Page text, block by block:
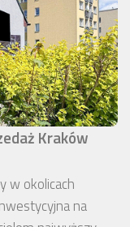
Kraków
w okolicach
na